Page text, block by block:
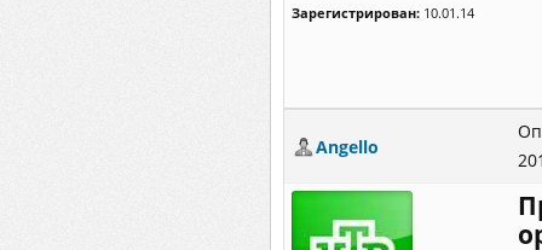
Зарегистрирован: 10.01.14
Angello